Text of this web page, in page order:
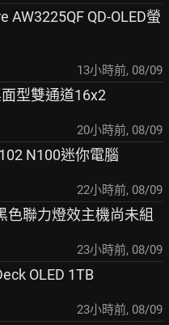
QD-OLED螢
13小時前, 08/09
型雙通道16x2
20小時前, 08/09
N100迷你電腦
22小時前, 08/09
色聯力燈效主機尚未組
23小時前, 08/09
OLED 1TB
23小時前, 08/09